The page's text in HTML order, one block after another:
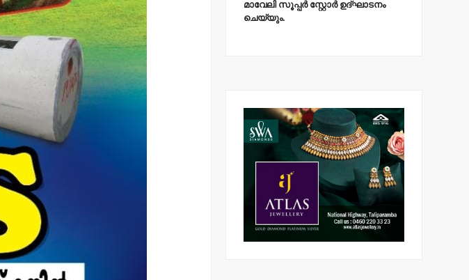
മാവേലി സൂപ്പര്‍ സ്റ്റോര്‍ ഉദ്ഘാടനം
ചെയ്യും.